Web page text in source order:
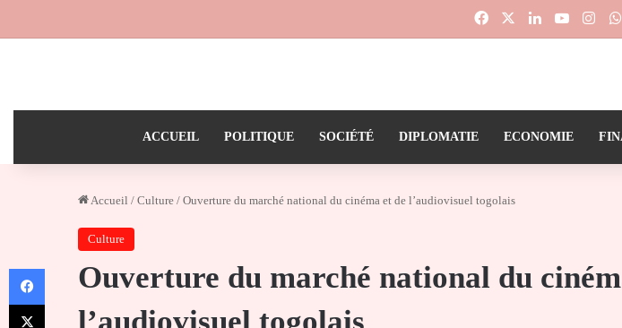
FacebookLinkedinYouTube
ACCUEIL POLITIQUE SOCIÉTÉ DIPLOMATIE ECONOMIE
Accueil / Culture / Ouverture du marché national du cinéma et de l’audiovisuel togolais
Culture
Ouverture du marché national du
Facebook
X